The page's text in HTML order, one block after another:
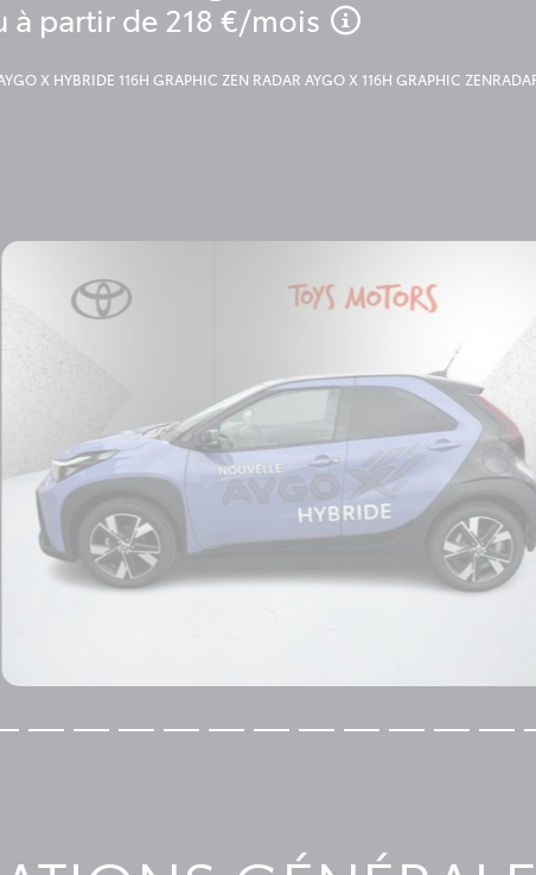
à partir de 218 €/mois
X HYBRIDE 116H GRAPHIC ZEN RADAR AYGO X 116H GRAPHIC